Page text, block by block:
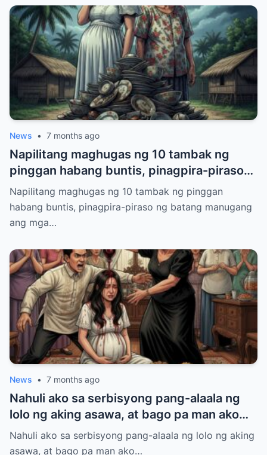
News • 7 months ago
Napilitang maghugas ng 10 tambak ng
pinggan habang buntis, pinagpira-piraso
ng batang manugang ang mga ito.
Napilitang maghugas ng 10 tambak ng pinggan
habang buntis, pinagpira-piraso ng batang manugang
ang mga…
News • 7 months ago
Nahuli ako sa serbisyong pang-alaala ng
lolo ng aking asawa, at bago pa man ako
makapasok sa bahay, nakita ko na ang
aking asawa na yakap ang kanyang
Nahuli ako sa serbisyong pang-alaala ng lolo ng aking
asawa, at bago pa man ako…